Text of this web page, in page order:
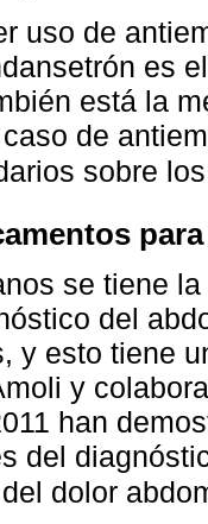
uso de
es
está la
de
sobre
se tiene
del
y esto tiene
y
han
del
dolor